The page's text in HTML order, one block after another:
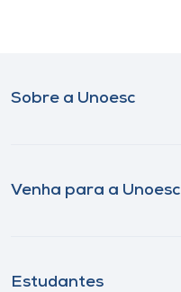
Sobre a Unoesc
Venha para a Unoesc
Estudantes